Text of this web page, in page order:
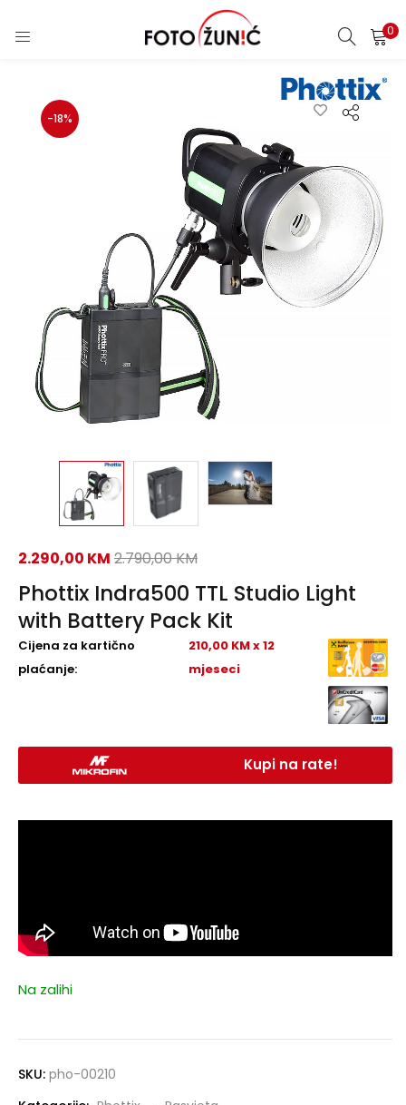
0
-18%
Phottix Indra500 TTL Studio Light
with Battery Pack Kit
2.290,00 KM 2.790,00KM
Cijena za kartično
plaćanje:
210,00 KM x 12
mjeseci
Kupi na rate!
Na zalihi
SKU: pho-00210